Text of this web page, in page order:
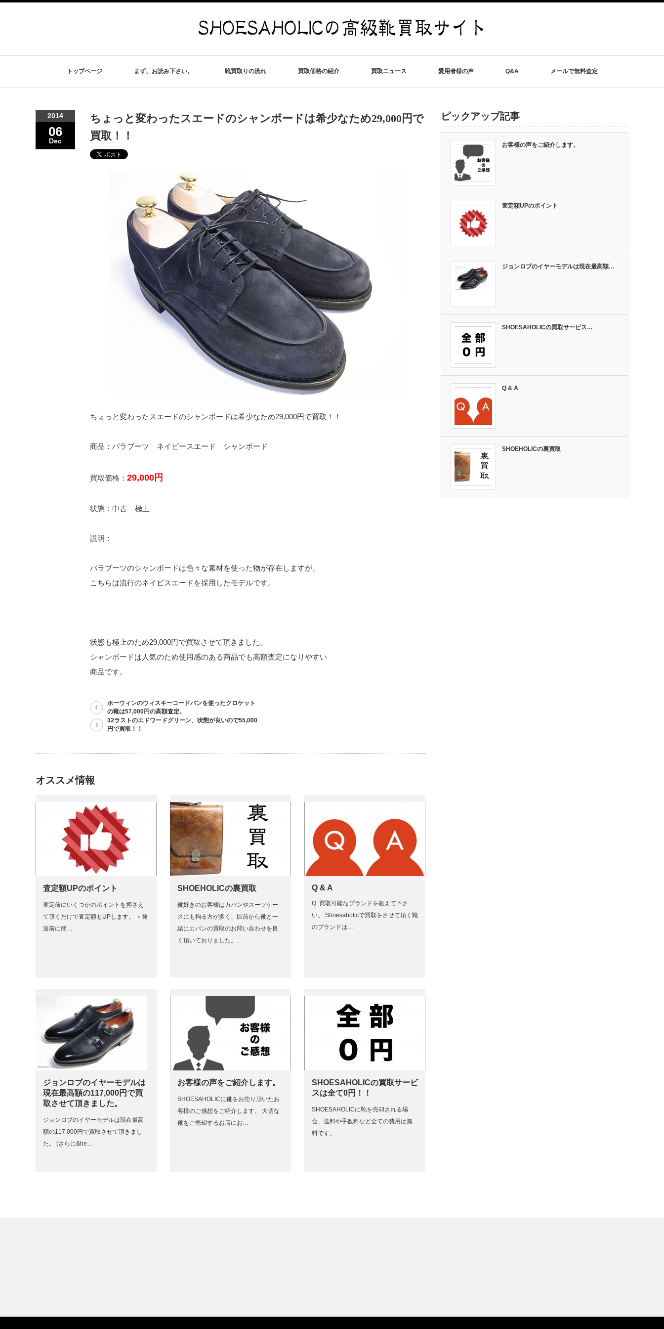
トップページ まず、お読み下さい。 靴買取りの流れ 買取価格の紹介 買取ニュース 愛用者様の声 Q&A メールで無料査定
2014
06
Dec
ちょっと変わったスエードのシャンボードは希少なため29,000円で
買取！！
ちょっと変わったスエードのシャンボードは希少なため29,000円で買取！！
商品：パラブーツ ネイビースエード シャンボード
買取価格： 29,000円
状態：中古 – 極上
説明：
パラブーツのシャンボードは色々な素材を使った物が存在しますが、
こちらは流行のネイビスエードを採用したモデルです。
状態も極上のため29,000円で買取させて頂きました。
シャンボードは人気のため使用感のある商品でも高額査定になりやすい
商品です。
ホーウィンのウィスキーコードバンを使ったクロケット
の靴は57,000円の高額査定。
32ラストのエドワードグリーン、状態が良いので55,000
円で買取！！
オススメ情報
査定額UPのポイント
査定前にいくつかのポイントを押さえ
て頂くだけで査定額もUPします。 ＜発
送前に簡…
SHOEHOLICの裏買取
靴好きのお客様はカバンやスーツケー
スにも拘る方が多く、以前から靴と一
緒にカバンの買取のお問い合わせを良
く頂いておりました。…
Q & A
Q. 買取可能なブランドを教えて下さ
い。 Shoesaholicで買取をさせて頂く靴
のブランドは…
ジョンロブのイヤーモデルは
現在最高額の117,000円で買
取させて頂きました。
ジョンロブのイヤーモデルは現在最高
額の117,000円で買取させて頂きまし
た。 (さらに&he…
お客様の声をご紹介します。
SHOESAHOLICに靴をお売り頂いたお
客様のご感想をご紹介します。 大切な
靴をご売却するお店にお…
SHOESAHOLICの買取サービ
スは全て0円！！
SHOESAHOLICに靴を売却される場
合、送料や手数料など全ての費用は無
料です。 …
ピックアップ記事
お客様の声をご紹介します。
査定額UPのポイント
ジョンロブのイヤーモデルは現在最高額…
SHOESAHOLICの買取サービス…
Q & A
SHOEHOLICの裏買取